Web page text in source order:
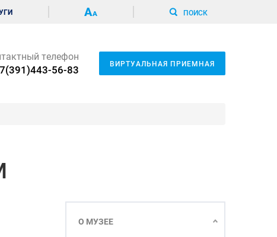
ПОИСК
телефон
56-83 ВИРТУАЛЬНАЯ ПРИЕМНАЯ
О МУЗЕЕ